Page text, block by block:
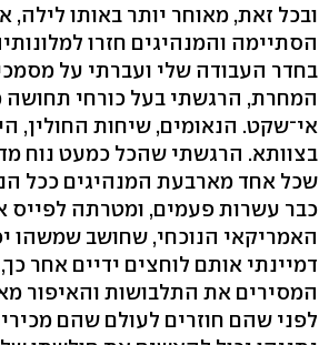
ובכל זאת, מאוחר יותר באותו
הסתיימה והמנהיגים חזרו
בחדר העבודה שלי ועברתי על
המחרת, הרגשתי בעל כורחי
אי־שקט. הנאומים, שיחות החולין,
בצוותא. הרגשתי שהכל כמעט נוח
שכל אחד מארבעת המנהיגים ככל
כבר עשרות פעמים, ומטרתה לפייס
האמריקאי הנוכחי, שחושב שמשהו
דמיינתי אותם לוחצים ידיים אחר
המסירים את התלבושות והאיפור
לפני שהם חוזרים לעולם שהם